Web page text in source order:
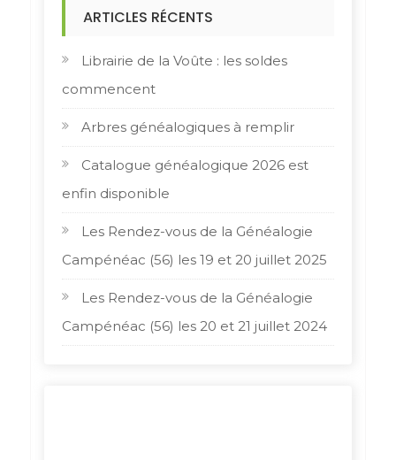
ARTICLES RÉCENTS
Librairie de la Voûte : les soldes
commencent
Arbres généalogiques à remplir
Catalogue généalogique 2026 est
enfin disponible
Les Rendez-vous de la Généalogie
Campénéac (56) les 19 et 20 juillet 2025
Les Rendez-vous de la Généalogie
Campénéac (56) les 20 et 21 juillet 2024